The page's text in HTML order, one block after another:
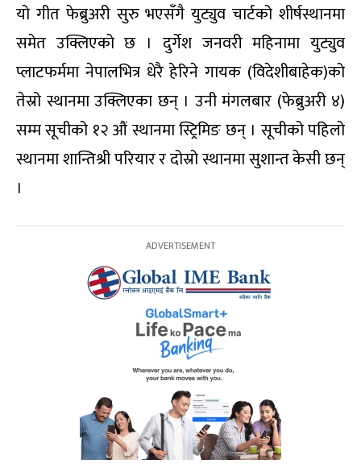
यो गीत फेब्रुअरी सुरु भएसँगै युट्युव चार्टको शीर्षस्थानमा
समेत उक्लिएको छ । दुर्गेश जनवरी महिनामा युट्युव
प्लाटफर्ममा नेपालभित्र धेरै हेरिने गायक (विदेशीबाहेक)को
तेस्रो स्थानमा उक्लिएका छन् । उनी मंगलबार (फेब्रुअरी ४)
सम्म सूचीको १२ औं स्थानमा स्ट्रिमिङ छन् । सूचीको पहिलो
स्थानमा शान्तिश्री परियार र दोस्रो स्थानमा सुशान्त केसी छन्
।